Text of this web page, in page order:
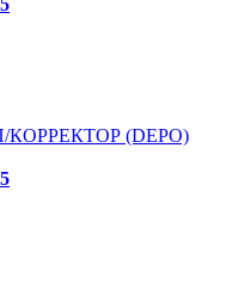
КОРРЕКТОР (DEPO)